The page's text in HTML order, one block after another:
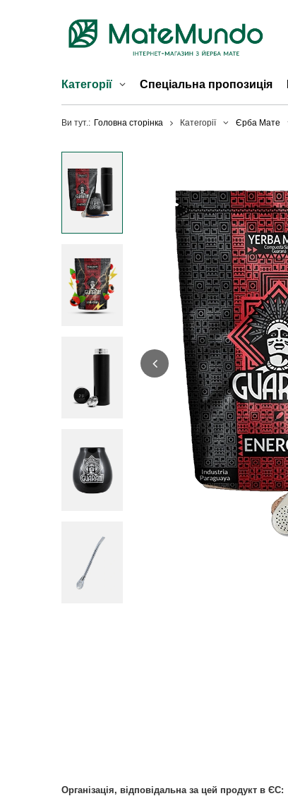
Категорії Спеціальна пропозиція
Ви тут.: Головна сторінка Категорії Єрба Мате
Організація, відповідальна за цей продукт в ЄС